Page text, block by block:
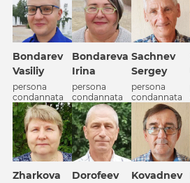
Bondarev
Vasiliy
persona
condannata
Bondareva
Irina
persona
condannata
Sachnev
Sergey
persona
condannata
Zharkova
Dorofeev
Kovadnev